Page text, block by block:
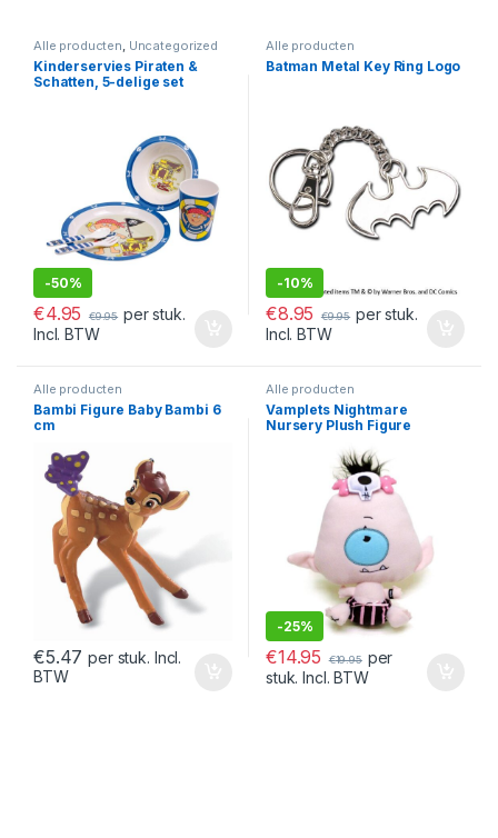
Alle producten, Uncategorized
Kinderservies Piraten &
Schatten, 5-delige set
-50%
€4.95 €9.95 per stuk.
Incl. BTW
Alle producten
Batman Metal Key Ring Logo
-10%
€8.95 €9.95 per stuk.
Incl. BTW
Alle producten
Bambi Figure Baby Bambi 6
cm
€5.47 per stuk. Incl.
BTW
Alle producten
Vamplets Nightmare
Nursery Plush Figure
-25%
€14.95 €19.95 per
stuk. Incl. BTW